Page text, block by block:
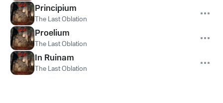
Principium
The Last Oblation
Proelium
The Last Oblation
In Ruinam
The Last Oblation